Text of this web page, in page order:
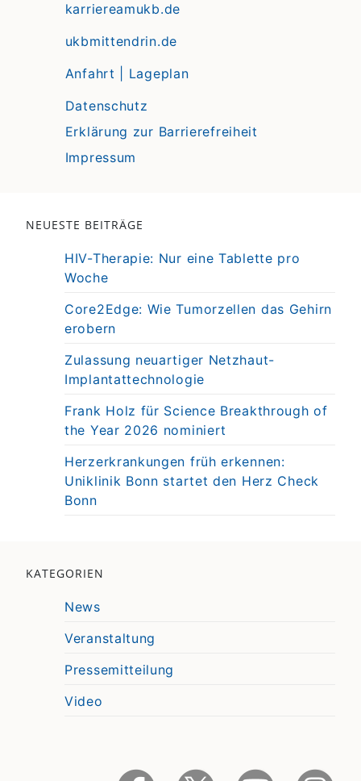
karriereamukb.de
ukbmittendrin.de
Anfahrt | Lageplan
Datenschutz
Erklärung zur Barrierefreiheit
Impressum
NEUESTE BEITRÄGE
HIV-Therapie: Nur eine Tablette pro
Woche
Core2Edge: Wie Tumorzellen das Gehirn
erobern
Zulassung neuartiger Netzhaut-
Implantattechnologie
Frank Holz für Science Breakthrough of
the Year 2026 nominiert
Herzerkrankungen früh erkennen:
Uniklinik Bonn startet den Herz Check
Bonn
KATEGORIEN
News
Veranstaltung
Pressemitteilung
Video